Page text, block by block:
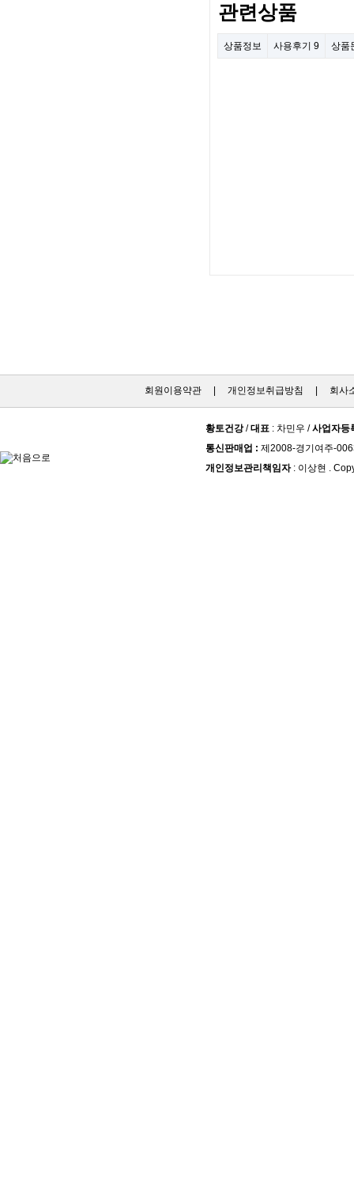
관련상품
상품정보 사용후기 9 상품
회원이용약관| 개인정보취급방침 회사
황토건강/대표 : 차민우 /사업자등
통신판매업 : 제2008-경기여주-
개인정보관리책임자: 이상현 .